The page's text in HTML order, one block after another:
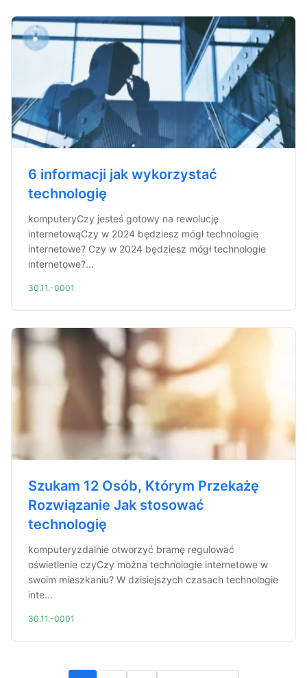
6 informacji jak wykorzystać
technologię
komputeryCzy jesteś gotowy na rewolucję
internetowąCzy w 2024 będziesz mógł technologie
internetowe? Czy w 2024 będziesz mógł technologie
internetowe?...
30.11.-0001
Szukam 12 Osób, Którym Przekażę
Rozwiązanie Jak stosować
technologię
komputeryzdalnie otworzyć bramę regulować
oświetlenie czyCzy można technologie internetowe w
swoim mieszkaniu? W dzisiejszych czasach technologie
inte...
30.11.-0001